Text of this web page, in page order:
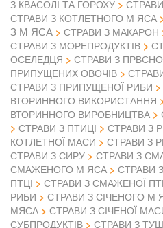
З КВАСОЛІ ТА ГОРОХУ
СТРАВИ З КОТЛЕТНОГО М ЯСА
З М ЯСА
СТРАВИ З МАКАРОН
СТРАВИ З МОРЕПРОДУКТІВ
ОСЕЛЕДЦЯ
СТРАВИ З
ПРИПУЩЕНИХ ОВОЧІВ
СТРАВИ З ПРИПУЩЕНОЇ РИБИ
ВТОРИННОГО ВИКОРИСТАННЯ
ВТОРИННОГО ВИРОБНИЦТВА
СТРАВИ З ПТИЦІ
СТРАВИ З
КОТЛЕТНОЇ МАСИ
СТРАВИ З
СТРАВИ З СИРУ
СТРАВИ З
СМАЖЕНОГО М ЯСА
СТРАВИ
ПТЦІ
СТРАВИ З СМАЖЕНОЇ
РИБИ
СТРАВИ З СІЧЕНОГО М
МЯСА
СТРАВИ З СІЧЕНОЇ
СУБПРОДУКТІВ
СТРАВИ З